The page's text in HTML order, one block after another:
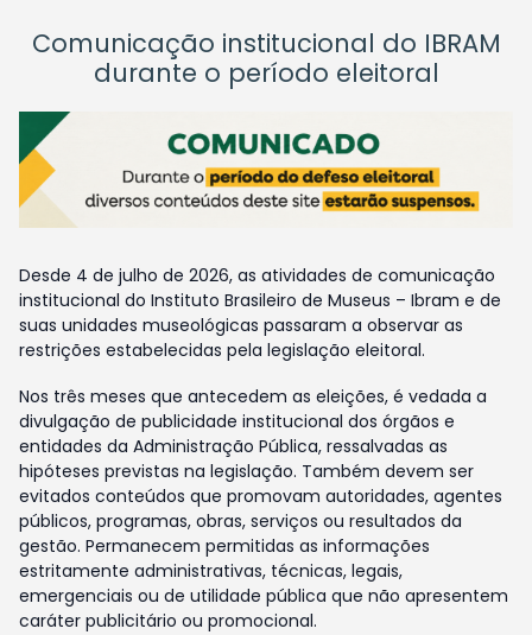
Comunicação institucional do IBRAM
durante o período eleitoral
Desde 4 de julho de 2026, as atividades de comunicação
institucional do Instituto Brasileiro de Museus – Ibram e de
suas unidades museológicas passaram a observar as
restrições estabelecidas pela legislação eleitoral.
Nos três meses que antecedem as eleições, é vedada a
divulgação de publicidade institucional dos órgãos e
entidades da Administração Pública, ressalvadas as
hipóteses previstas na legislação. Também devem ser
evitados conteúdos que promovam autoridades, agentes
públicos, programas, obras, serviços ou resultados da
gestão. Permanecem permitidas as informações
estritamente administrativas, técnicas, legais,
emergenciais ou de utilidade pública que não apresentem
caráter publicitário ou promocional.